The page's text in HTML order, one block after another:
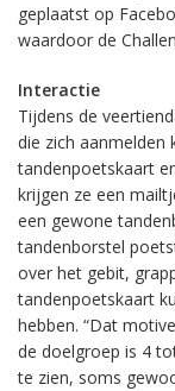
geplaatst op
waardoor de
Interactie
Tijdens de
die zich aanmelden
tandenpoetskaart
krijgen ze een
een gewone
tandenborstel
over het gebit,
tandenpoetskaart
hebben. “Dat
de doelgroep is 4
te zien, soms